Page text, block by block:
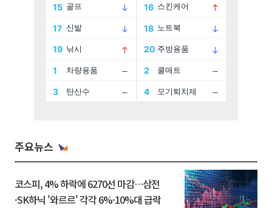
주요뉴스
코스피, 4% 하락에 6270선 마감…삼전
·SK하닉 '와르르' 각각 6%·10%대 급락